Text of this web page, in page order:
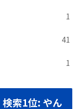
1
41
1
検索1位: やん